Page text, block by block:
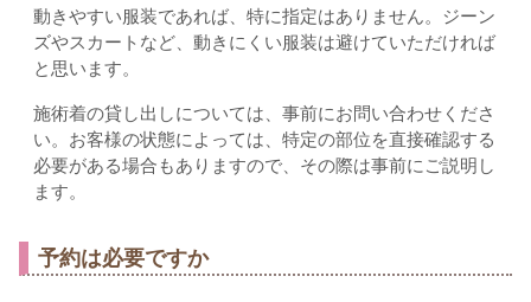
動きやすい服装であれば、特に指定はありません。ジーン
ズやスカートなど、動きにくい服装は避けていただければ
と思います。
施術着の貸し出しについては、事前にお問い合わせくださ
い。お客様の状態によっては、特定の部位を直接確認する
必要がある場合もありますので、その際は事前にご説明し
ます。
予約は必要ですか